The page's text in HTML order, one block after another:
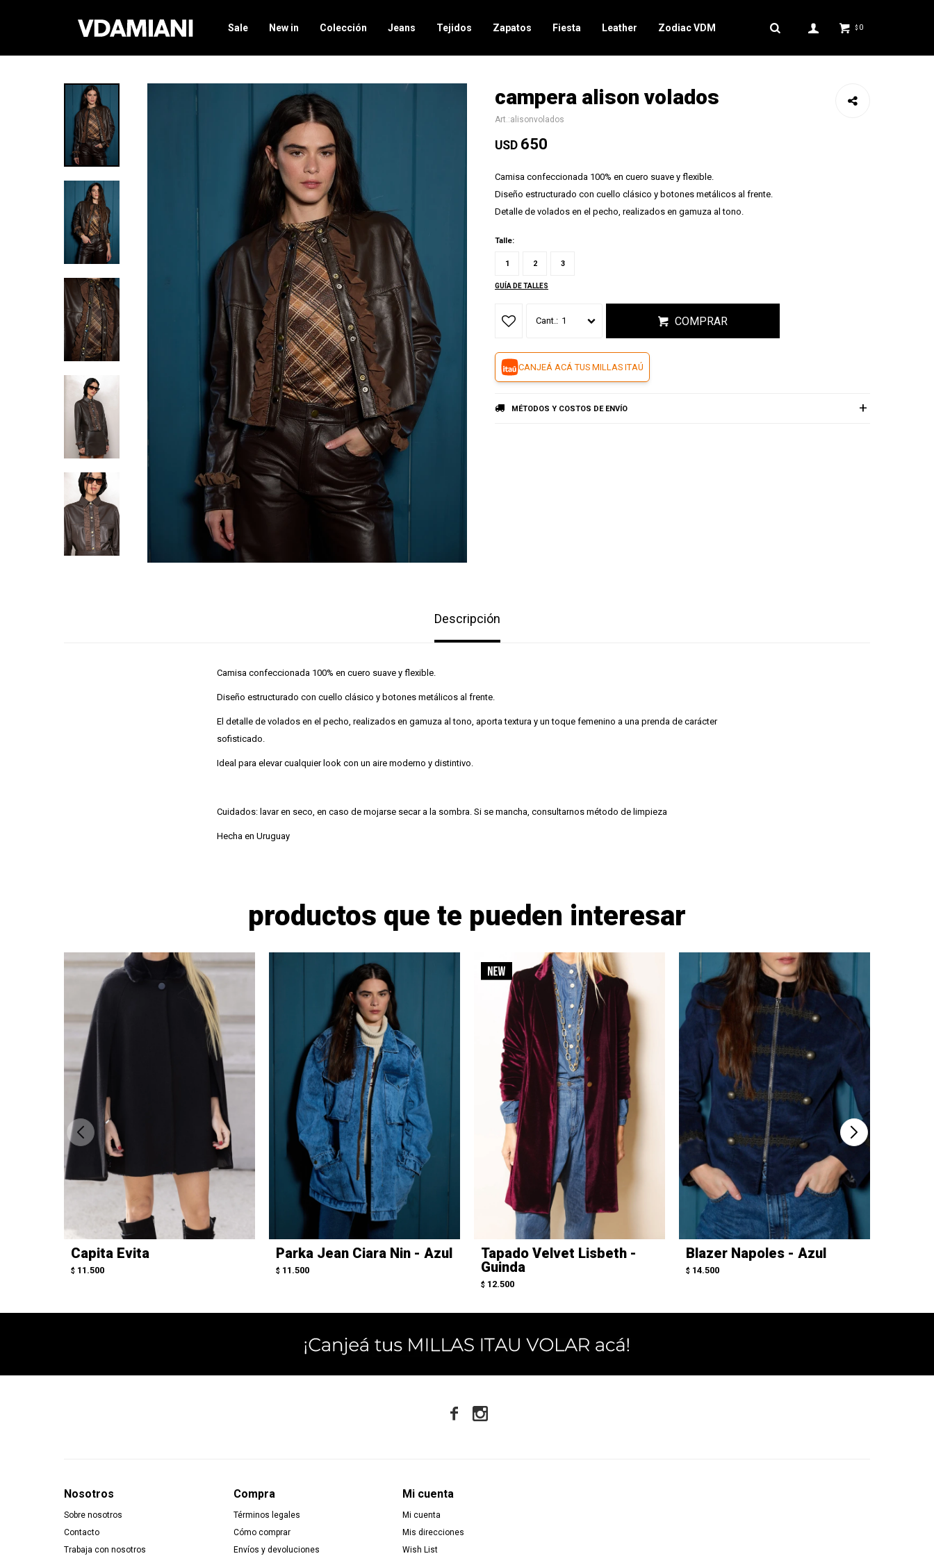
Sale New in Colección Jeans Tejidos Zapatos Fiesta Leather Zodiac VDM $ 0
campera alison volados
alisonvolados
USD 650
Camisa confeccionada 100% en cuero suave y flexible.
Diseño estructurado con cuello clásico y botones metálicos al frente.
Detalle de volados en el pecho, realizados en gamuza al tono.
Talle:
1 2 3
GUÍA DE TALLES
1 COMPRAR
CANJEÁ ACÁ TUS MILLAS ITAÚ
MÉTODOS Y COSTOS DE ENVÍO
Descripción
Camisa confeccionada 100% en cuero suave y flexible.
Diseño estructurado con cuello clásico y botones metálicos al frente.
El detalle de volados en el pecho, realizados en gamuza al tono, aporta textura y un toque femenino a una prenda de carácter
sofisticado.
Ideal para elevar cualquier look con un aire moderno y distintivo.
Cuidados: lavar en seco, en caso de mojarse secar a la sombra. Si se mancha, consultarnos método de limpieza
Hecha en Uruguay
productos que te pueden interesar
Capita Evita
$ 11.500
Parka Jean Ciara Nin - Azul
$ 11.500
Tapado Velvet Lisbeth -
Guinda
$ 12.500
Blazer Napoles - Azul
$ 14.500
Nosotros
Sobre nosotros
Contacto
Trabaja con nosotros
Compra
Términos legales
Cómo comprar
Envíos y devoluciones
Mi cuenta
Mi cuenta
Mis direcciones
Wish List
 